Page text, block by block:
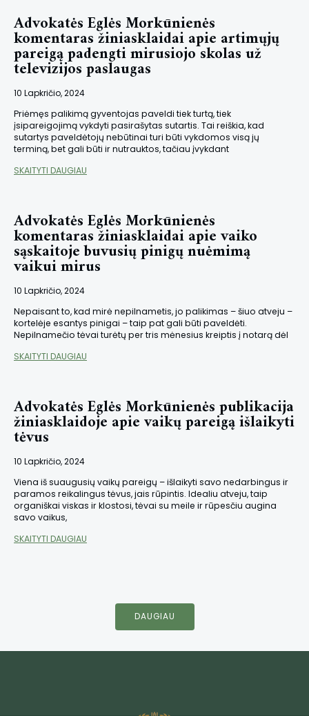
Advokatės Eglės Morkūnienės
komentaras žiniasklaidai apie artimųjų
pareigą padengti mirusiojo skolas už
televizijos paslaugas
10 Lapkričio, 2024
Priėmęs palikimą gyventojas paveldi tiek turtą, tiek
įsipareigojimą vykdyti pasirašytas sutartis. Tai reiškia, kad
sutartys paveldėtojų nebūtinai turi būti vykdomos visą jų
terminą, bet gali būti ir nutrauktos, tačiau įvykdant
SKAITYTI DAUGIAU
Advokatės Eglės Morkūnienės
komentaras žiniasklaidai apie vaiko
sąskaitoje buvusių pinigų nuėmimą
vaikui mirus
10 Lapkričio, 2024
Nepaisant to, kad mirė nepilnametis, jo palikimas – šiuo atveju –
kortelėje esantys pinigai – taip pat gali būti paveldėti.
Nepilnamečio tėvai turėtų per tris mėnesius kreiptis į notarą dėl
SKAITYTI DAUGIAU
Advokatės Eglės Morkūnienės publikacija
žiniasklaidoje apie vaikų pareigą išlaikyti
tėvus
10 Lapkričio, 2024
Viena iš suaugusių vaikų pareigų – išlaikyti savo nedarbingus ir
paramos reikalingus tėvus, jais rūpintis. Idealiu atveju, taip
organiškai viskas ir klostosi, tėvai su meile ir rūpesčiu augina
savo vaikus,
SKAITYTI DAUGIAU
DAUGIAU